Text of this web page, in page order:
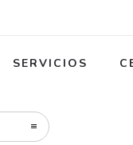
SERVICIOS